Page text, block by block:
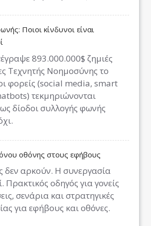
Ποιοι κίνδυνοι είναι
893.000.000$ ζημιές
Τεχνητής Νοημοσύνης το
φορείς (social media, smart
τεκμηριώνονται
δίοδοι συλλογής φωνής
οθόνης στους εφήβους
δεν αρκούν. Η συνεργασία
Πρακτικός οδηγός για γονείς
σενάρια και στρατηγικές
για εφήβους και οθόνες.